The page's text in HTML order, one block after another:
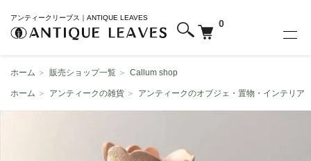
アンティークリーブス｜ANTIQUE LEAVES
0
ホーム ＞ 販売ショップ一覧 ＞ Callum shop
ホーム ＞ アンティークの雑貨 ＞ アンティークのオブジェ・置物・インテリア